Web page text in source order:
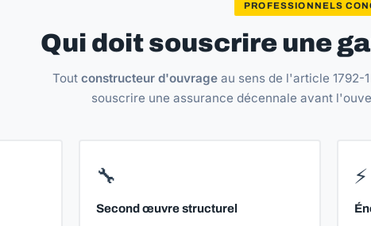
PROFESSIONNELS
Qui doit souscrire une
Tout constructeur d'ouvrageau sens de l'article 1792-
souscrire une assurance décennale avant
🔧
Second œuvre structurel
⚡